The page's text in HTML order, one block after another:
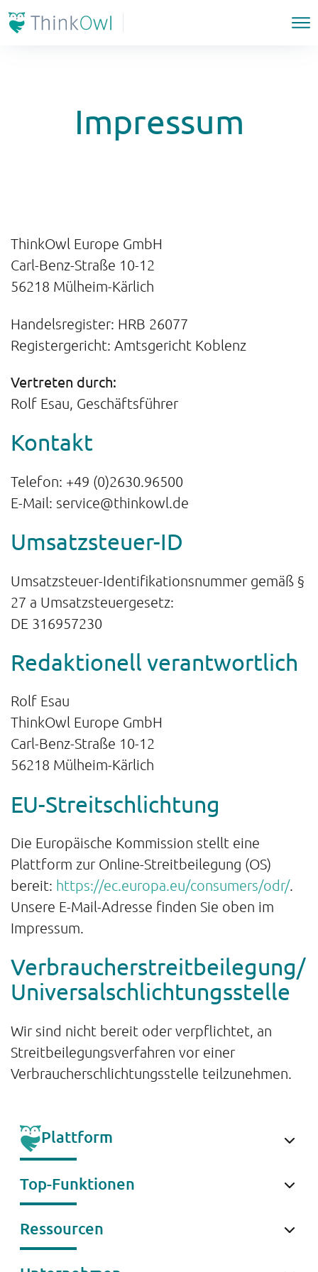
Impressum
ThinkOwl Europe GmbH
Carl-Benz-Straße 10-12
56218 Mülheim-Kärlich
Handelsregister: HRB 26077
Registergericht: Amtsgericht Koblenz
Vertreten durch:
Rolf Esau, Geschäftsführer
Kontakt
Telefon: +49 (0)2630.96500
E-Mail: service@thinkowl.de
Umsatzsteuer-ID
Umsatzsteuer-Identifikationsnummer gemäß §
27 a Umsatzsteuergesetz:
DE 316957230
Redaktionell verantwortlich
Rolf Esau
ThinkOwl Europe GmbH
Carl-Benz-Straße 10-12
56218 Mülheim-Kärlich
EU-Streitschlichtung
Die Europäische Kommission stellt eine
Plattform zur Online-Streitbeilegung (OS)
bereit: https://ec.europa.eu/consumers/odr/.
Unsere E-Mail-Adresse finden Sie oben im
Impressum.
Verbraucherstreitbeilegung/
Universalschlichtungsstelle
Wir sind nicht bereit oder verpflichtet, an
Streitbeilegungsverfahren vor einer
Verbraucherschlichtungsstelle teilzunehmen.
Plattform
OwlForce
OwlDesk
Conversations
Top-Funktionen
Conversational AI
Conversation Bot
Ressourcen
Success Stories